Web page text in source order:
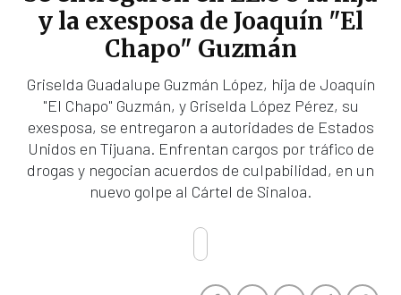
y la exesposa de Joaquín "El
Chapo" Guzmán
Griselda Guadalupe Guzmán López, hija de Joaquín
"El Chapo" Guzmán, y Griselda López Pérez, su
exesposa, se entregaron a autoridades de Estados
Unidos en Tijuana. Enfrentan cargos por tráfico de
drogas y negocian acuerdos de culpabilidad, en un
nuevo golpe al Cártel de Sinaloa.